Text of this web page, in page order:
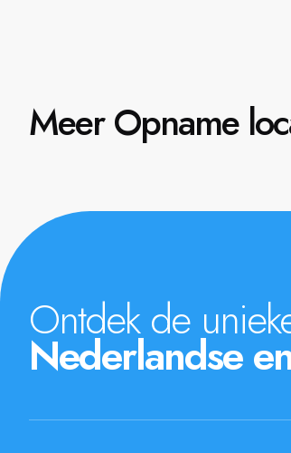
Meer Opname
Ontdek de
Nederlandse